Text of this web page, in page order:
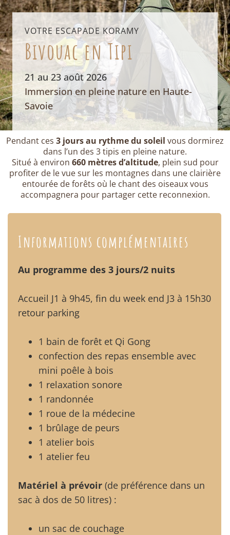
VOTRE ESCAPADE KORAMY
Bivouac en Tipi
21 au 23 août 2026
Immersion en pleine nature en Haute-
Savoie
Pendant ces 3 jours au rythme du soleil vous dormirez
dans l’un des 3 tipis en pleine nature.
Situé à environ 660 mètres d’altitude, plein sud pour
profiter de le vue sur les montagnes dans une clairière
entourée de forêts où le chant des oiseaux vous
accompagnera pour partager cette reconnexion.
Informations complémentaires
Au programme des 3 jours/2 nuits
Accueil J1 à 9h45, fin du week end J3 à 15h30
retour parking
1 bain de forêt et Qi Gong
confection des repas ensemble avec
mini poêle à bois
1 relaxation sonore
1 randonnée
1 roue de la médecine
1 brûlage de peurs
1 atelier bois
1 atelier feu
Matériel à prévoir (de préférence dans un
sac à dos de 50 litres) :
un sac de couchage